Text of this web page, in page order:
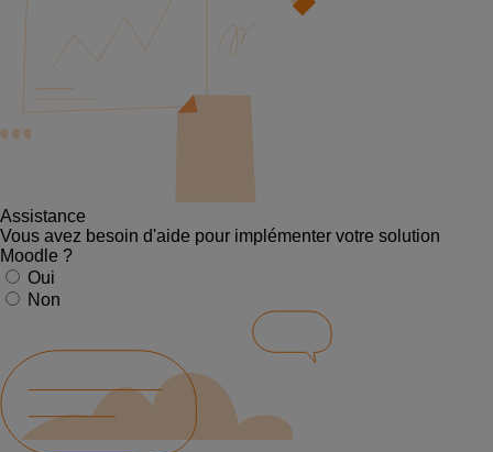
Assistance
Vous avez besoin d'aide pour implémenter votre solution
Moodle ?
Oui
Non